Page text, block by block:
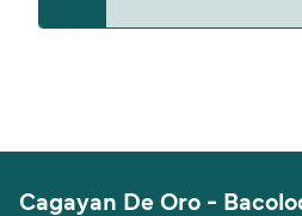
Cagayan De Oro -